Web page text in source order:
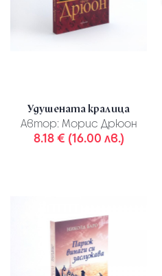
Удушената кралица
Автор: Морис Дрюон
8.18 € (16.00 лв.)